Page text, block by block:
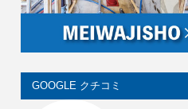
GOOGLE クチコミ